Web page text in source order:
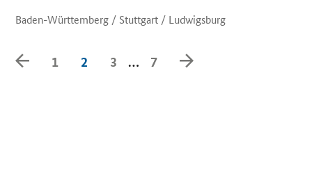
Baden-Württemberg / Stuttgart / Ludwigsburg
Zurück
1 2 3 … 7 Weiter